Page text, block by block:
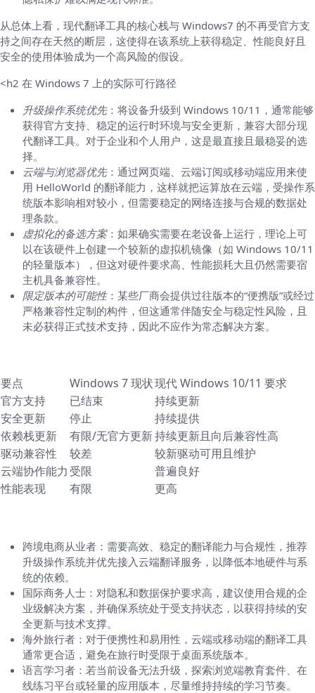
从总体上看，现代翻译工具的核心栈与 Windows7 的不再受官方支
持之间存在天然的断层，这使得在该系统上获得稳定、性能良好且
安全的使用体验成为一个高风险的假设。
<h2 在 Windows 7 上的实际可行路径
升级操作系统优先：将设备升级到 Windows 10/11，通常能够
获得官方支持、稳定的运行时环境与安全更新，兼容大部分现
代翻译工具。对于企业和个人用户，这是最直接且最稳妥的选
择。
云端与浏览器优先：通过网页端、云端订阅或移动端应用来使
用 HelloWorld 的翻译能力，这样就把运算放在云端，受操作系
统版本影响相对较小，但需要稳定的网络连接与合规的数据处
理条款。
虚拟化的备选方案：如果确实需要在老设备上运行，理论上可
以在该硬件上创建一个较新的虚拟机镜像（如 Windows 10/11
的轻量版本），但这对硬件要求高、性能损耗大且仍然需要宿
主机具备兼容性。
限定版本的可能性：某些厂商会提供过往版本的“便携版”或经过
严格兼容性定制的构件，但这通常伴随安全与稳定性风险，且
未必获得正式技术支持，因此不应作为常态解决方案。
要点 Windows 7 现状现代 Windows 10/11 要求
官方支持
已结束
持续更新
安全更新
停止
持续提供
依赖栈更新
有限/无官方更新持续更新且向后兼容性高
驱动兼容性
较差
较新驱动可用且维护
云端协作能力 受限
普遍良好
性能表现
有限 更高
跨境电商从业者：需要高效、稳定的翻译能力与合规性，推荐
升级操作系统并优先接入云端翻译服务，以降低本地硬件与系
统的依赖。
国际商务人士：对隐私和数据保护要求高，建议使用合规的企
业级解决方案，并确保系统处于受支持状态，以获得持续的安
全更新与技术支撑。
海外旅行者：对于便携性和易用性，云端或移动端的翻译工具
通常更合适，避免在旅行时受限于桌面系统版本。
语言学习者：若当前设备无法升级，探索浏览端教育套件、在
线练习平台或轻量的应用版本，尽量维持持续的学习节奏。